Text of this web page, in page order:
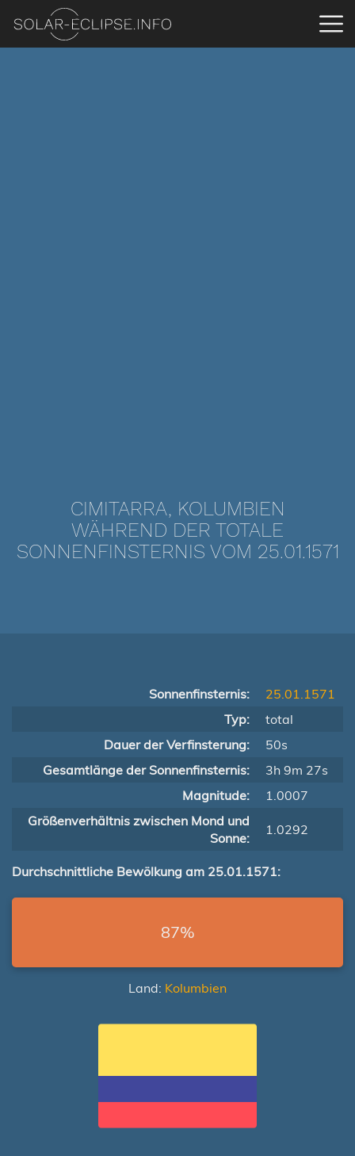
CIMITARRA, KOLUMBIEN
WÄHREND DER TOTALE
SONNENFINSTERNIS VOM 25.01.1571
Sonnenfinsternis:
25.01.1571
Typ:
total
Dauer der Verfinsterung:
50s
Gesamtlänge der Sonnenfinsternis:
3h 9m 27s
Magnitude:
1.0007
Größenverhältnis zwischen Mond und
Sonne:
1.0292
Durchschnittliche Bewölkung am 25.01.1571:
87%
Land: Kolumbien